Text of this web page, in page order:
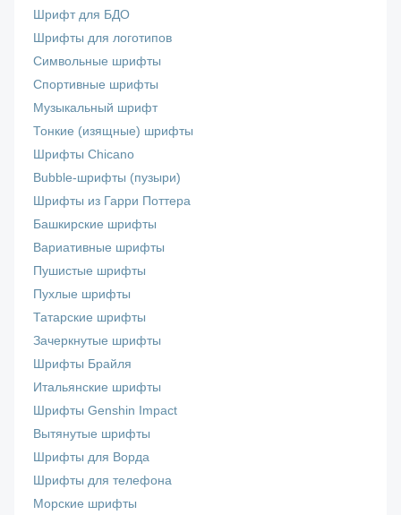
Шрифт для БДО
Шрифты для логотипов
Символьные шрифты
Спортивные шрифты
Музыкальный шрифт
Тонкие (изящные) шрифты
Шрифты Chicano
Bubble-шрифты (пузыри)
Шрифты из Гарри Поттера
Башкирские шрифты
Вариативные шрифты
Пушистые шрифты
Пухлые шрифты
Татарские шрифты
Зачеркнутые шрифты
Шрифты Брайля
Итальянские шрифты
Шрифты Genshin Impact
Вытянутые шрифты
Шрифты для Ворда
Шрифты для телефона
Морские шрифты